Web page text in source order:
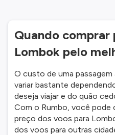
Quando comprar
Lombok pelo
O custo de uma passagem
variar bastante
deseja viajar e do quão
Com o Rumbo, você pode
preço dos voos para
dos voos para outras